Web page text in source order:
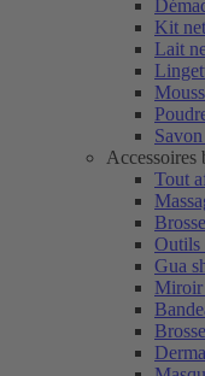
Kit
Lait
Accessoires
Tout
Outils
Gua
Miroir